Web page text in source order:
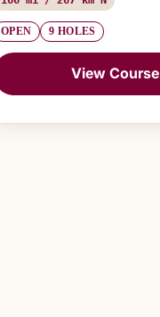
OPEN 9 HOLES
View Course